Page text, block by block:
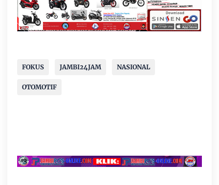
FOKUS JAMBI24JAM NASIONAL
OTOMOTIF